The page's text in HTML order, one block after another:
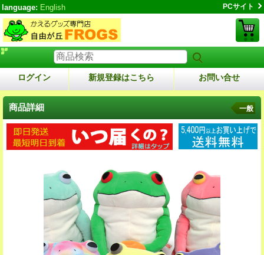
language: English PCサイト
ログイン 新規登録はこちら お問い合せ
商品詳細 一般